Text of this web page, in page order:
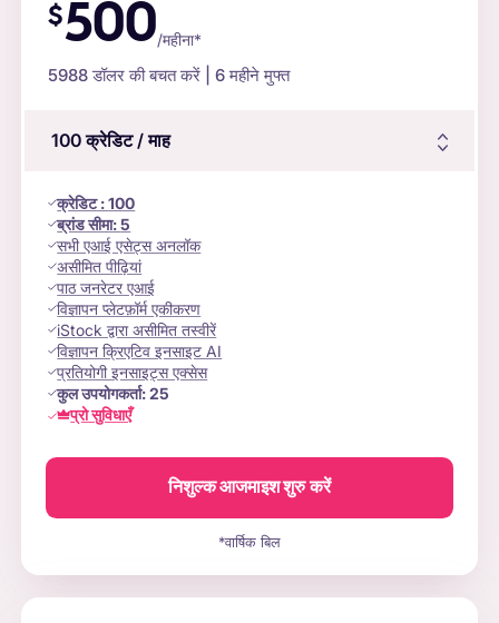
$500/महीना*
5988डॉलर की बचत करें | 6 महीने मुफ्त
100क्रेडिट/ माह
क्रेडिट:100
ब्रांड सीमा:5
सभी एआई एसेट्स अनलॉक
असीमित पीढ़ियां
पाठ जनरेटर एआई
विज्ञापन प्लेटफ़ॉर्म एकीकरण
iStock द्वारा असीमित तस्वीरें
विज्ञापन क्रिएटिव इनसाइट AI
प्रतियोगी इनसाइट्स एक्सेस
कुल उपयोगकर्ता:25
प्रो सुविधाएँ
निशुल्क आजमाइश शुरु करें
*वार्षिक बिल